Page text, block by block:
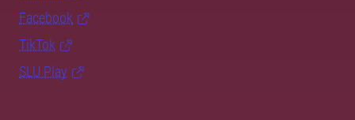
Facebook
TikTok
SLU Play